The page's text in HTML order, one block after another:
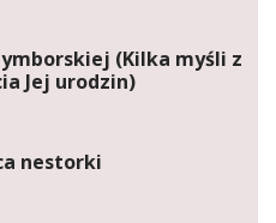
(Kilka myśli z
Jej urodzin)
nestorki